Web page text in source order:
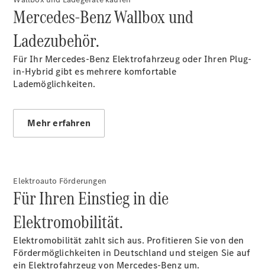
EQE
Limousine -
elektrisch
EQS
Limousine -
elektrisch
C-Klasse
C-Klasse
Limousine -
elektrisch
Limousine
S-Klasse
Mercedes-
Maybach S-
Klasse
SUVs
Mercedes-Benz Wallbox und
Ladezubehör.
Für Ihr Mercedes-Benz Elektrofahrzeug oder Ihren Plug-
in-Hybrid gibt es mehrere komfortable
Lademöglichkeiten.
Mehr erfahren
Elektroauto Förderungen
Für Ihren Einstieg in die
Elektromobilität.
Elektromobilität zahlt sich aus. Profitieren Sie von den
Fördermöglichkeiten in Deutschland und steigen Sie auf
ein Elektrofahrzeug von Mercedes-Benz um.